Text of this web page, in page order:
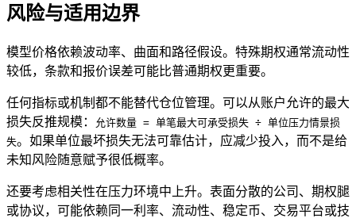
风险与适用边界
模型价格依赖波动率、曲面和路径假设。特殊期权通常流动性
较低，条款和报价误差可能比普通期权更重要。
任何指标或机制都不能替代仓位管理。可以从账户允许的最大
损失反推规模：
允许数量 = 单笔最大可承受损失 ÷ 单位压力情景损
失。如果单位最坏损失无法可靠估计，应减少投入，而不是给
未知风险随意赋予很低概率。
还要考虑相关性在压力环境中上升。表面分散的公司、期权腿
或协议，可能依赖同一利率、流动性、稳定币、交易平台或技